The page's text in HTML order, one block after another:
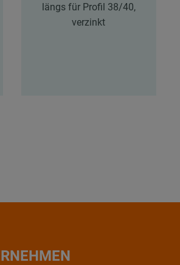
längs für Profil 38/40,
verzinkt